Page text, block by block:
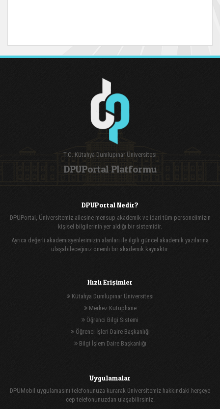
T.C. Kütahya Dumlupınar Üniversitesi
DPUPortal Platformu
DPUPortal Nedir?
DPUPortal, Üniversitemiz ailesine mensup akademik ve idari tüm personelimizin
kişisel bilgilerinin yer aldığı bir sistemidir.
Ayrıca değerli akademisyenlerimizin alanları ile ilgili güncel akademik yazılarına
ulaşabileceğiniz önemli bir akademik kaynaktır.
Hızlı Erişimler
Kütahya Dumlupınar Üniversitesi
Merkez Kütüphane
Öğrenci Bilgi Sistemi
Öğrenci İşleri Daire Başkanlığı
Bilgi İşlem Daire Başkanlığı
Uygulamalar
DPUMobil uygulamasını telefonunuza kurarak üniversitemiz hakkındaki herşeye
cep telefonunuzdan ulaşabilirsiniz.